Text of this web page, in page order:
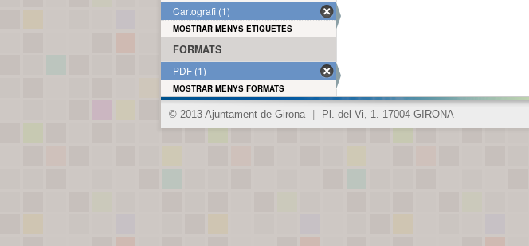
Cartografi (1)
MOSTRAR MENYS ETIQUETES
FORMATS
PDF (1)
MOSTRAR MENYS FORMATS
© 2013 Ajuntament de Girona Pl. del Vi, 1. 17004 GIRONA